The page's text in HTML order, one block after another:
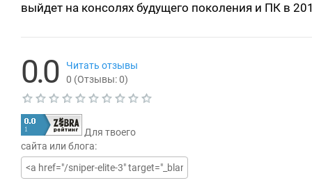
выйдет на консолях будущего поколения и ПК в
0.0
Читать отзывы
0 (Отзывы:0)
е
к
у
щ
а
я
Для твоего
сайта или блога: